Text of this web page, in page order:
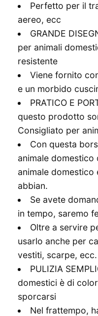
Perfetto per il
aereo, ecc
GRANDE
per animali
resistente
Viene fornito
e un morbido
PRATICO E
questo prodotto
Consigliato per
Con questa
animale domestico
animale domestico
abbian.
Se avete
in tempo, saremo
Oltre a servire
usarlo anche per
vestiti, scarpe, ecc.
PULIZIA
domestici è di
sporcarsi
Nel frattempo,